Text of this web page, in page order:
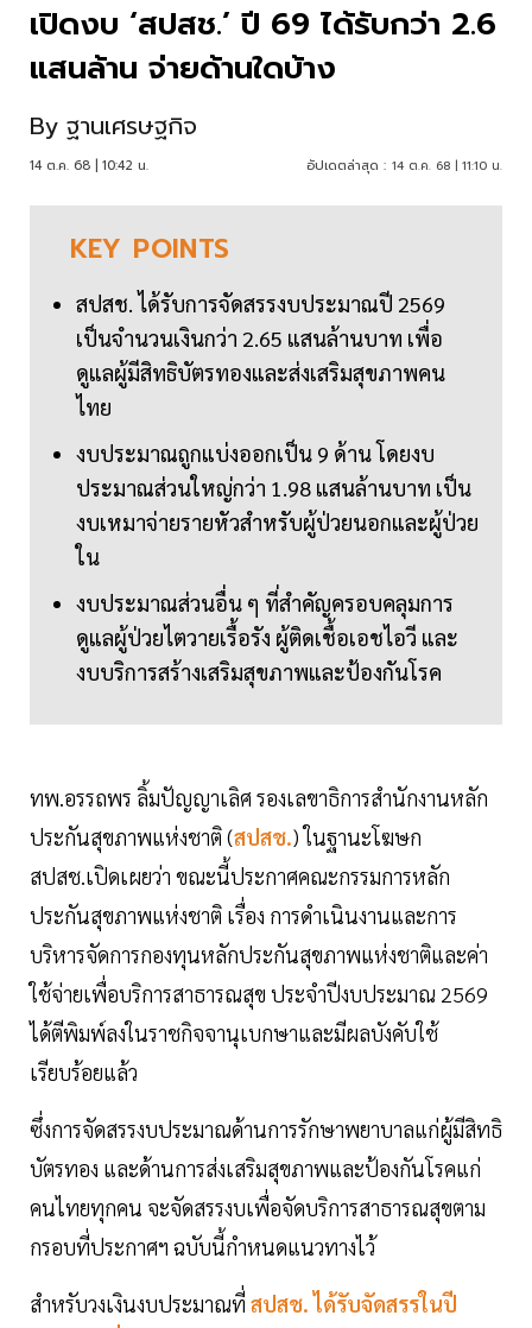
เปิดงบ ‘สปสช.’ ปี 69 ได้รับกว่า 2.6
แสนล้าน จ่ายด้านใดบ้าง
By ฐานเศรษฐกิจ
14 ต.ค. 68 | 10:42 น. อัปเดตล่าสุด : 14 ต.ค. 68 | 11:10 น.
KEY POINTS
สปสช. ได้รับการจัดสรรงบประมาณปี 2569
เป็นจำนวนเงินกว่า 2.65 แสนล้านบาท เพื่อ
ดูแลผู้มีสิทธิบัตรทองและส่งเสริมสุขภาพคน
ไทย
งบประมาณถูกแบ่งออกเป็น 9 ด้าน โดยงบ
ประมาณส่วนใหญ่กว่า 1.98 แสนล้านบาท เป็น
งบเหมาจ่ายรายหัวสำหรับผู้ป่วยนอกและผู้ป่วย
ใน
งบประมาณส่วนอื่น ๆ ที่สำคัญครอบคลุมการ
ดูแลผู้ป่วยไตวายเรื้อรัง ผู้ติดเชื้อเอชไอวี และ
งบบริการสร้างเสริมสุขภาพและป้องกันโรค
ทพ.อรรถพร ลิ้มปัญญาเลิศ รองเลขาธิการสำนักงานหลัก
ประกันสุขภาพแห่งชาติ (สปสช.) ในฐานะโฆษก
สปสช.เปิดเผยว่า ขณะนี้ประกาศคณะกรรมการหลัก
ประกันสุขภาพแห่งชาติ เรื่อง การดำเนินงานและการ
บริหารจัดการกองทุนหลักประกันสุขภาพแห่งชาติและค่า
ใช้จ่ายเพื่อบริการสาธารณสุข ประจำปีงบประมาณ 2569
ได้ตีพิมพ์ลงในราชกิจจานุเบกษาและมีผลบังคับใช้
เรียบร้อยแล้ว
ซึ่งการจัดสรรงบประมาณด้านการรักษาพยาบาลแก่ผู้มีสิทธิ
บัตรทอง และด้านการส่งเสริมสุขภาพและป้องกันโรคแก่
คนไทยทุกคน จะจัดสรรงบเพื่อจัดบริการสาธารณสุขตาม
กรอบที่ประกาศฯ ฉบับนี้กำหนดแนวทางไว้
สำหรับวงเงินงบประมาณที่ สปสช. ได้รับจัดสรรในปี